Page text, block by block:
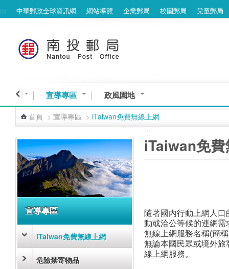
跳到主要內容區塊
::: 中華郵政全球資訊網 網站導覽 企業郵局 校園郵局 兒童郵局
專區 宣導專區 政風園地
首頁 > 宣導專區 > iTaiwan免費無線上網
宣導專區
iTaiwan免費無線上網
危險禁寄物品
iTaiwan免
隨著國內行動上網人
動或洽公等候的連網
無線上網服務名稱(簡
無論本國民眾或境外
線上網服務。